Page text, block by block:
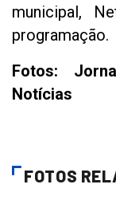
municipal,
programação.
Fotos:
Notícias
FOTOS